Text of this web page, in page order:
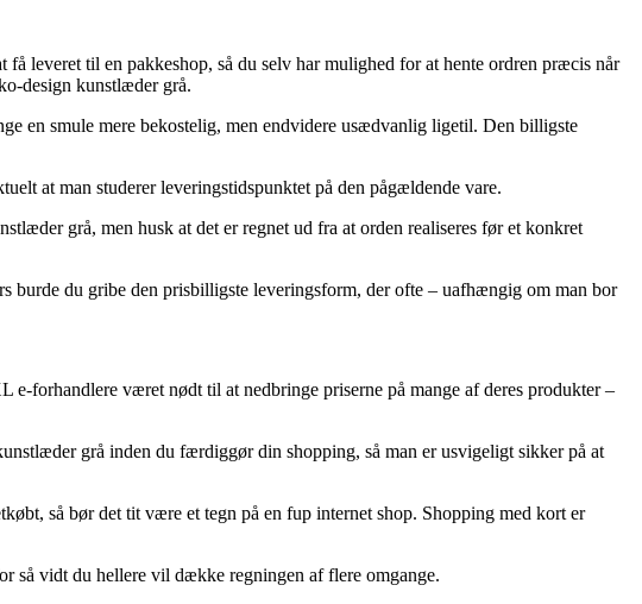
leveret til en pakkeshop, så du selv har mulighed for at hente ordren præcis når
design kunstlæder grå.
en smule mere bekostelig, men endvidere usædvanlig ligetil. Den billigste
at man studerer leveringstidspunktet på den pågældende vare.
grå, men husk at det er regnet ud fra at orden realiseres før et konkret
burde du gribe den prisbilligste leveringsform, der ofte – uafhængig om man bor
e-forhandlere været nødt til at nedbringe priserne på mange af deres produkter –
grå inden du færdiggør din shopping, så man er usvigeligt sikker på at
så bør det tit være et tegn på en fup internet shop. Shopping med kort er
så vidt du hellere vil dække regningen af flere omgange.